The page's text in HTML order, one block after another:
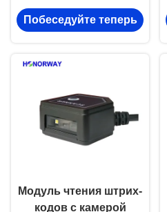
фиксированный
монтаж штрих-код
Побеседуйте теперь
Модуль чтения штрих-
кодов с камерой